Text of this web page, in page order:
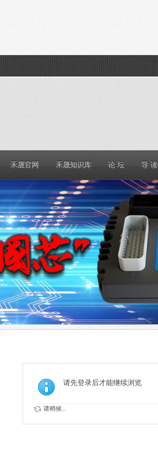
禾晟官网 禾晟知识库 论 坛 导 读
请先登录后才能继续浏览
请稍候...